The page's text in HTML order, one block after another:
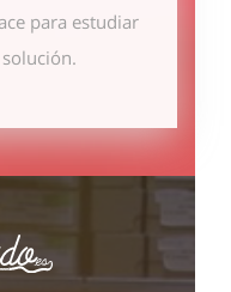
para estudiar